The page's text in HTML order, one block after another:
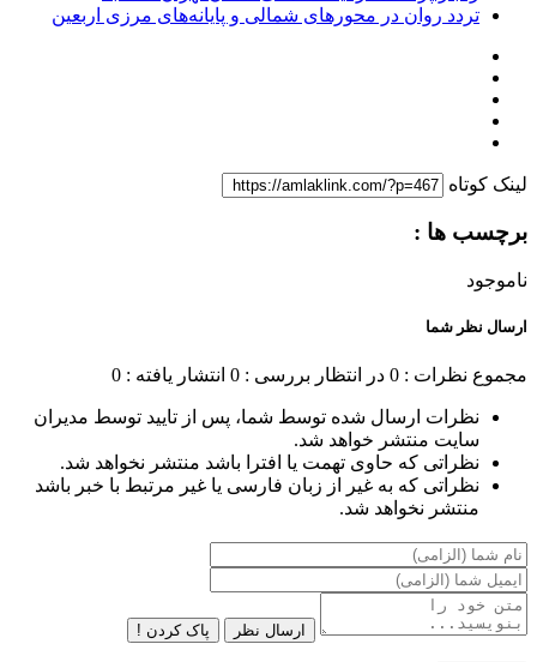
تردد روان در محورهای شمالی و پایانه‌های مرزی اربعین
لینک کوتاه
برچسب ها :
ناموجود
ارسال نظر شما
مجموع نظرات : 0 در انتظار بررسی : 0 انتشار یافته : 0
نظرات ارسال شده توسط شما، پس از تایید توسط مدیران
سایت منتشر خواهد شد.
نظراتی که حاوی تهمت یا افترا باشد منتشر نخواهد شد.
نظراتی که به غیر از زبان فارسی یا غیر مرتبط با خبر باشد
منتشر نخواهد شد.
ارسال نظر پاک کردن !